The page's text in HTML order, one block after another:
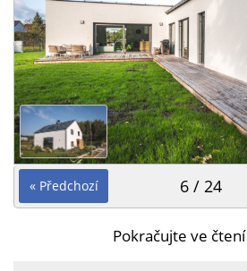
« Předchozí 6 / 24
Pokračujte ve čtení